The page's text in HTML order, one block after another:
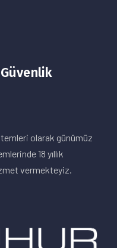
olarak günümüz
18 yıllık
vermekteyiz.